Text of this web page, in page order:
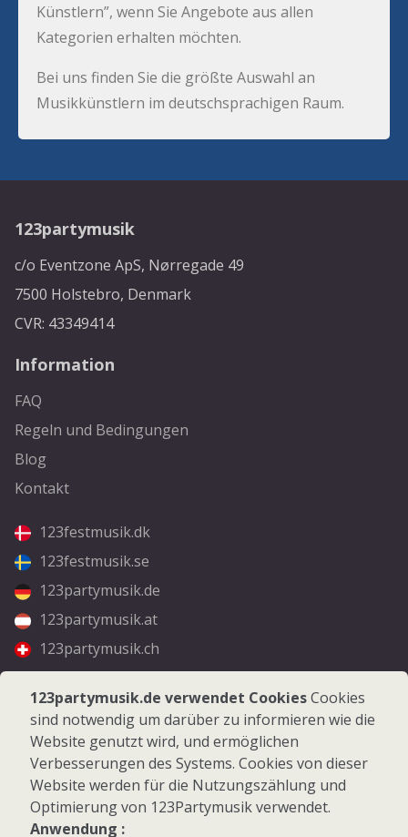
Künstlern”, wenn Sie Angebote aus allen
Kategorien erhalten möchten.
Bei uns finden Sie die größte Auswahl an
Musikkünstlern im deutschsprachigen Raum.
123partymusik
c/o Eventzone ApS, Nørregade 49
7500 Holstebro, Denmark
CVR: 43349414
Information
FAQ
Regeln und Bedingungen
Blog
Kontakt
123festmusik.dk
123festmusik.se
123partymusik.de
123partymusik.at
123partymusik.ch
Folgen Sie uns
Facebook
Instagram
123partymusik.de verwendet CookiesCookies
sind notwendig um darüber zu informieren wie die
Website genutzt wird, und ermöglichen
Verbesserungen des Systems. Cookies von dieser
Website werden für die Nutzungszählung und
Optimierung von 123Partymusik verwendet.
Anwendung :